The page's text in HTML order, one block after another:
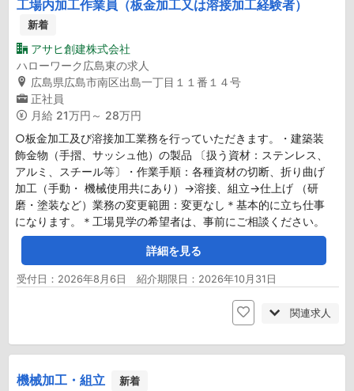
工場内加工作業員（板金加工又は溶接加工経験者）
新着
アサヒ創建株式会社
ハローワーク広島東の求人
広島県広島市南区出島一丁目１１番１４号
正社員
月給 21万円～ 28万円
○板金加工及び溶接加工業務を行っていただきます。・建築装
飾金物（手摺、サッシュ他）の製品 〔扱う資材：ステンレス、
アルミ、スチール等〕・作業手順：各種資材の切断、折り曲げ
加工（手動・ 機械使用共にあり）→溶接、組立→仕上げ （研
磨・塗装など）業務の変更範囲：変更なし＊基本的に立ち仕事
になります。＊工場見学の希望者は、事前にご相談ください。
詳細を見る
受付日：2026年8月6日 紹介期限日：2026年10月31日
関連求人
機械加工・組立 新着